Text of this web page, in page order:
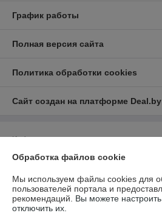
График работы
Полная версия сайта
Политика обработки cookies
Сайт создан на платформе Deal.by
Информация для покупателя
Индивидуальный предприниматель:
Республика Беларусь, г. Минск, ул.
Регистрационный номер ЕГР: 190379361
Обработка файлов cookie
Мы используем файлы cookies для
пользователей портала и
рекомендаций. Вы можете
отключить их.